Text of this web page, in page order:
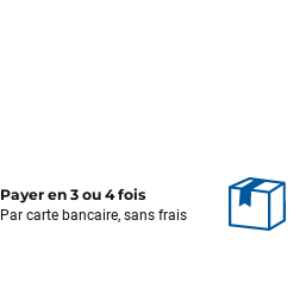
Payer en 3 ou 4 fois
Par carte bancaire, sans frais